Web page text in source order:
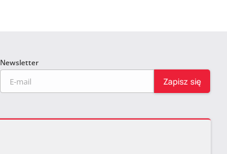
Newsletter